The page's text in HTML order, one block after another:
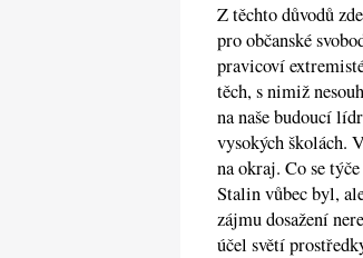
Z těchto důvodů
pro občanské
pravicoví
těch, s nimiž
na naše budoucí
vysokých školách.
na okraj. Co se
Stalin vůbec byl,
zájmu dosažení
účel světí